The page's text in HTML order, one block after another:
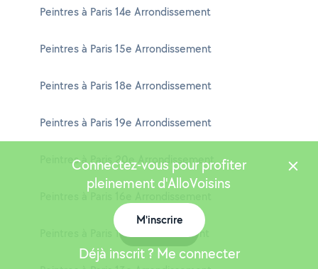
Peintres à Paris 14e Arrondissement
Peintres à Paris 15e Arrondissement
Peintres à Paris 18e Arrondissement
Peintres à Paris 19e Arrondissement
Peintres à Paris 20e Arrondissement
Peintres à Paris 16e Arrondissement
Peintres à Paris 11e Arrondissement
Connectez-vous pour profiter
pleinement d'AlloVoisins
M'inscrire
Déjà inscrit ? Me connecter